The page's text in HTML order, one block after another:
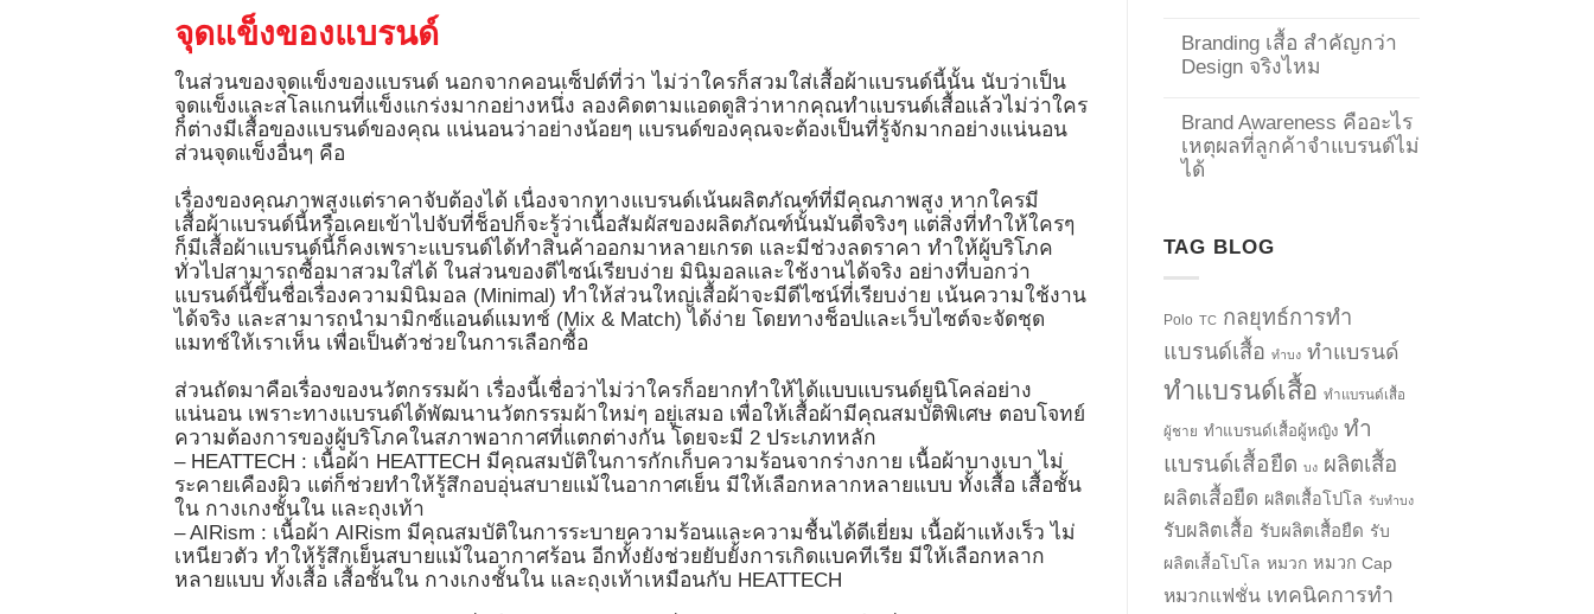
จุดแข็งของแบรนด์
ในส่วนของจุดแข็งของแบรนด์ นอกจากคอนเซ็ปต์ที่ว่า ไม่ว่าใครก็สวมใส่เสื้อผ้าแบรนด์นี้นั้น นับว่าเป็น
จุดแข็งและสโลแกนที่แข็งแกร่งมากอย่างหนึ่ง ลองคิดตามแอดดูสิว่าหากคุณทำแบรนด์เสื้อแล้วไม่ว่าใคร
ก็ต่างมีเสื้อของแบรนด์ของคุณ แน่นอนว่าอย่างน้อยๆ แบรนด์ของคุณจะต้องเป็นที่รู้จักมากอย่างแน่นอน
ส่วนจุดแข็งอื่นๆ คือ
เรื่องของคุณภาพสูงแต่ราคาจับต้องได้ เนื่องจากทางแบรนด์เน้นผลิตภัณฑ์ที่มีคุณภาพสูง หากใครมี
เสื้อผ้าแบรนด์นี้หรือเคยเข้าไปจับที่ช็อปก็จะรู้ว่าเนื้อสัมผัสของผลิตภัณฑ์นั้นมันดีจริงๆ แต่สิ่งที่ทำให้ใครๆ
ก็มีเสื้อผ้าแบรนด์นี้ก็คงเพราะแบรนด์ได้ทำสินค้าออกมาหลายเกรด และมีช่วงลดราคา ทำให้ผู้บริโภค
ทั่วไปสามารถซื้อมาสวมใส่ได้ ในส่วนของดีไซน์เรียบง่าย มินิมอลและใช้งานได้จริง อย่างที่บอกว่า
แบรนด์นี้ขึ้นชื่อเรื่องความมินิมอล (Minimal) ทำให้ส่วนใหญ่เสื้อผ้าจะมีดีไซน์ที่เรียบง่าย เน้นความใช้งาน
ได้จริง และสามารถนำมามิกซ์แอนด์แมทช์ (Mix & Match) ได้ง่าย โดยทางช็อปและเว็บไซต์จะจัดชุด
แมทช์ให้เราเห็น เพื่อเป็นตัวช่วยในการเลือกซื้อ
ส่วนถัดมาคือเรื่องของนวัตกรรมผ้า เรื่องนี้เชื่อว่าไม่ว่าใครก็อยากทำให้ได้แบบแบรนด์ยูนิโคล่อย่าง
แน่นอน เพราะทางแบรนด์ได้พัฒนานวัตกรรมผ้าใหม่ๆ อยู่เสมอ เพื่อให้เสื้อผ้ามีคุณสมบัติพิเศษ ตอบโจทย์
ความต้องการของผู้บริโภคในสภาพอากาศที่แตกต่างกัน โดยจะมี 2 ประเภทหลัก
– HEATTECH : เนื้อผ้า HEATTECH มีคุณสมบัติในการกักเก็บความร้อนจากร่างกาย เนื้อผ้าบางเบา ไม่
ระคายเคืองผิว แต่ก็ช่วยทำให้รู้สึกอบอุ่นสบายแม้ในอากาศเย็น มีให้เลือกหลากหลายแบบ ทั้งเสื้อ เสื้อชั้น
ใน กางเกงชั้นใน และถุงเท้า
– AIRism : เนื้อผ้า AIRism มีคุณสมบัติในการระบายความร้อนและความชื้นได้ดีเยี่ยม เนื้อผ้าแห้งเร็ว ไม่
เหนียวตัว ทำให้รู้สึกเย็นสบายแม้ในอากาศร้อน อีกทั้งยังช่วยยับยั้งการเกิดแบคทีเรีย มีให้เลือกหลาก
หลายแบบ ทั้งเสื้อ เสื้อชั้นใน กางเกงชั้นใน และถุงเท้าเหมือนกับ HEATTECH
Branding เสื้อ สำคัญกว่า
Design จริงไหม
Brand Awareness คืออะไร
เหตุผลที่ลูกค้าจำแบรนด์ไม่
ได้
TAG BLOG
Polo TC กลยุทธ์การทำ
แบรนด์เสื้อ ทำบง ทำแบรนด์
ทำแบรนด์เสื้อ ทำแบรนด์เสื้อ
ผู้ชาย ทำแบรนด์เสื้อผู้หญิง ทำ
แบรนด์เสื้อยืด บง ผลิตเสื้อ
ผลิตเสื้อยืด ผลิตเสื้อโปโล รับทำบง
รับผลิตเสื้อ รับผลิตเสื้อยืด รับ
ผลิตเสื้อโปโล หมวก หมวก Cap
หมวกแฟชั่น เทคนิคการทำ